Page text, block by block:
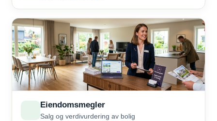
Eiendomsmegler
Salg og verdivurdering av bolig